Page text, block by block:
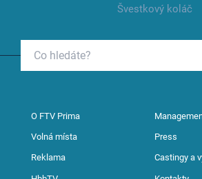
Švestkový koláč
O FTV Prima
Volná místa Press
Reklama Castingy a